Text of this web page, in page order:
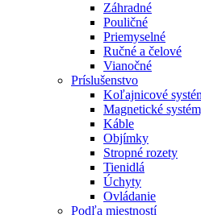
Záhradné
Pouličné
Priemyselné
Ručné a čelové
Vianočné
Príslušenstvo
Koľajnicové
Magnetické
Káble
Objímky
Stropné rozety
Tienidlá
Úchyty
Ovládanie
Podľa miestností